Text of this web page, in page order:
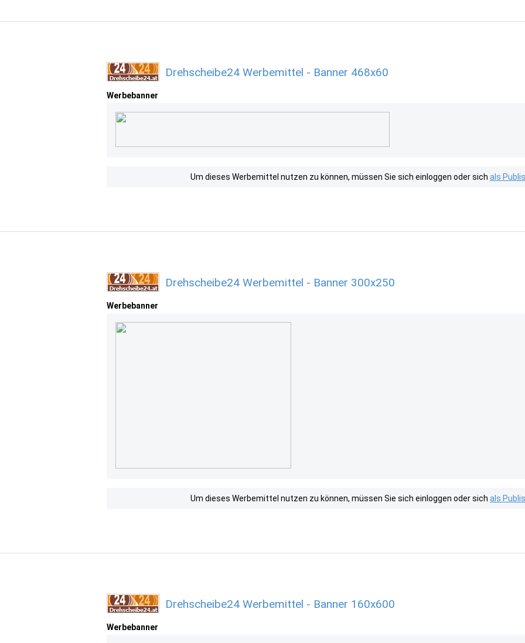
Drehscheibe24 Werbemittel - Banner 468x60
Werbebanner
Um dieses Werbemittel nutzen zu können, müssen Sie sich einloggen oder sich als
Drehscheibe24 Werbemittel - Banner 300x250
Werbebanner
Um dieses Werbemittel nutzen zu können, müssen Sie sich einloggen oder sich als
Drehscheibe24 Werbemittel - Banner 160x600
Werbebanner